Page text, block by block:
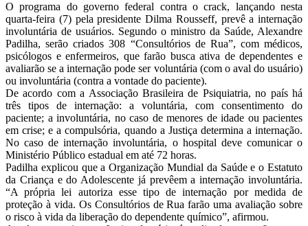
O programa do governo federal contra o crack, lançando nesta
quarta-feira (7) pela presidente Dilma Rousseff, prevê a internação
involuntária de usuários. Segundo o ministro da Saúde, Alexandre
Padilha, serão criados 308 “Consultórios de Rua”, com médicos,
psicólogos e enfermeiros, que farão busca ativa de dependentes e
avaliarão se a internação pode ser voluntária (com o aval do usuário)
ou involuntária (contra a vontade do paciente).
De acordo com a Associação Brasileira de Psiquiatria, no país há
três tipos de internação: a voluntária, com consentimento do
paciente; a involuntária, no caso de menores de idade ou pacientes
em crise; e a compulsória, quando a Justiça determina a internação.
No caso de internação involuntária, o hospital deve comunicar o
Ministério Público estadual em até 72 horas.
Padilha explicou que a Organização Mundial da Saúde e o Estatuto
da Criança e do Adolescente já prevêem a internação involuntária.
“A própria lei autoriza esse tipo de internação por medida de
proteção à vida. Os Consultórios de Rua farão uma avaliação sobre
o risco à vida da liberação do dependente químico”, afirmou.